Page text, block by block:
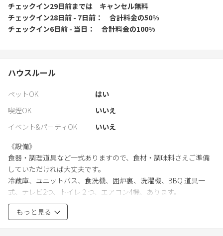
チェックイン29日前までは
キャンセル無料
チェックイン28日前 - 7日前
合計料金の50%
チェックイン6日前 - 当日
合計料金の100%
ハウスルール
ペットOK
はい
喫煙OK
いいえ
イベント&パーティOK
いいえ
《設備》
食器・調理道具など一式ありますので、食材・調味料さえご準備
していただければ大丈夫です。
冷蔵庫、ユニットバス、食洗機、囲炉裏、洗濯機、BBQ 道具一
式、テレビ2つ、トイレ２つ、エアコン4機、あります。
バスタオル、手拭い、歯ブラシ、ご準備致します。
もっと見る